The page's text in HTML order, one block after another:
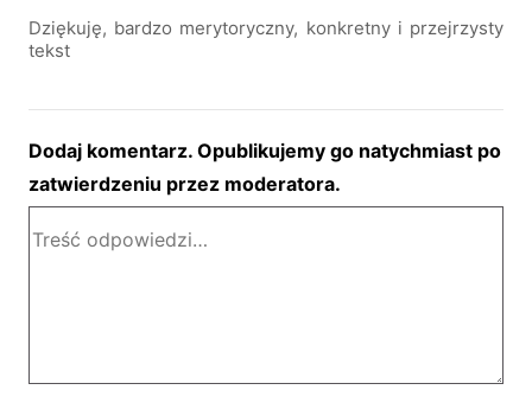
Dziękuję, bardzo merytoryczny, konkretny i przejrzysty
tekst
Dodaj komentarz. Opublikujemy go natychmiast po
zatwierdzeniu przez moderatora.